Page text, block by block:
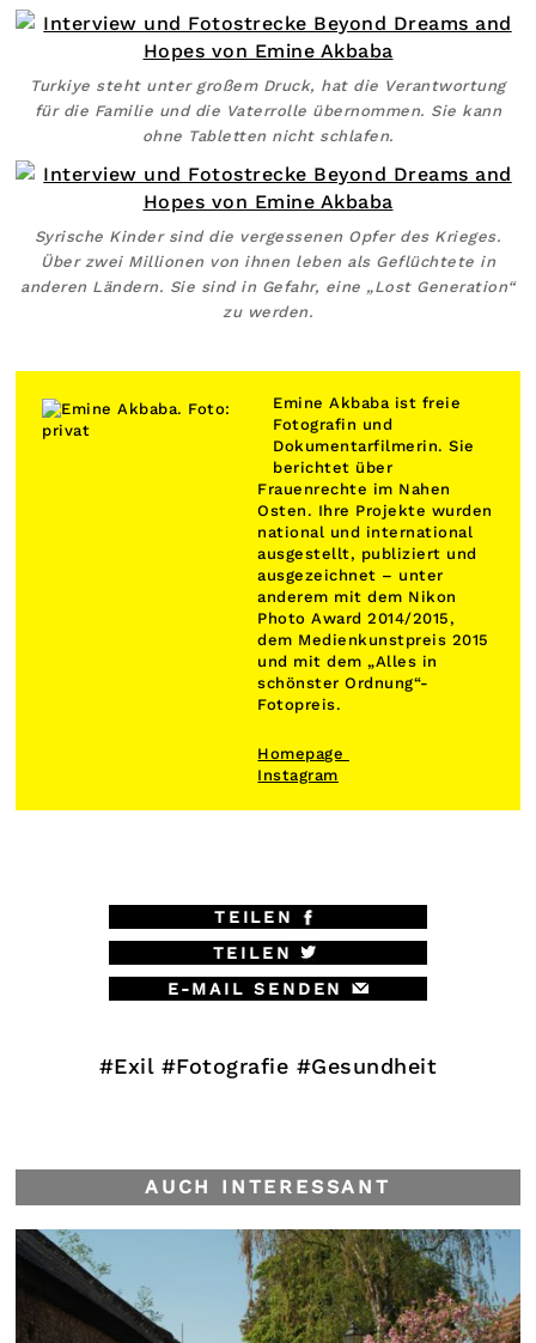
Turkiye steht unter großem Druck, hat die Verantwortung
für die Familie und die Vaterrolle übernommen. Sie kann
ohne Tabletten nicht schlafen.
Syrische Kinder sind die vergessenen Opfer des Krieges.
Über zwei Millionen von ihnen leben als Geflüchtete in
anderen Ländern. Sie sind in Gefahr, eine „Lost Generation“
zu werden.
Emine Akbaba ist freie
Fotografin und
Dokumentarfilmerin. Sie
berichtet über
Frauenrechte im Nahen
Osten. Ihre Projekte wurden
national und international
ausgestellt, publiziert und
ausgezeichnet – unter
anderem mit dem Nikon
Photo Award 2014/2015,
dem Medienkunstpreis 2015
und mit dem „Alles in
schönster Ordnung“-
Fotopreis.
Homepage
Instagram
TEILEN
TEILEN
E-MAIL SENDEN
#Exil #Fotografie #Gesundheit
AUCH INTERESSANT